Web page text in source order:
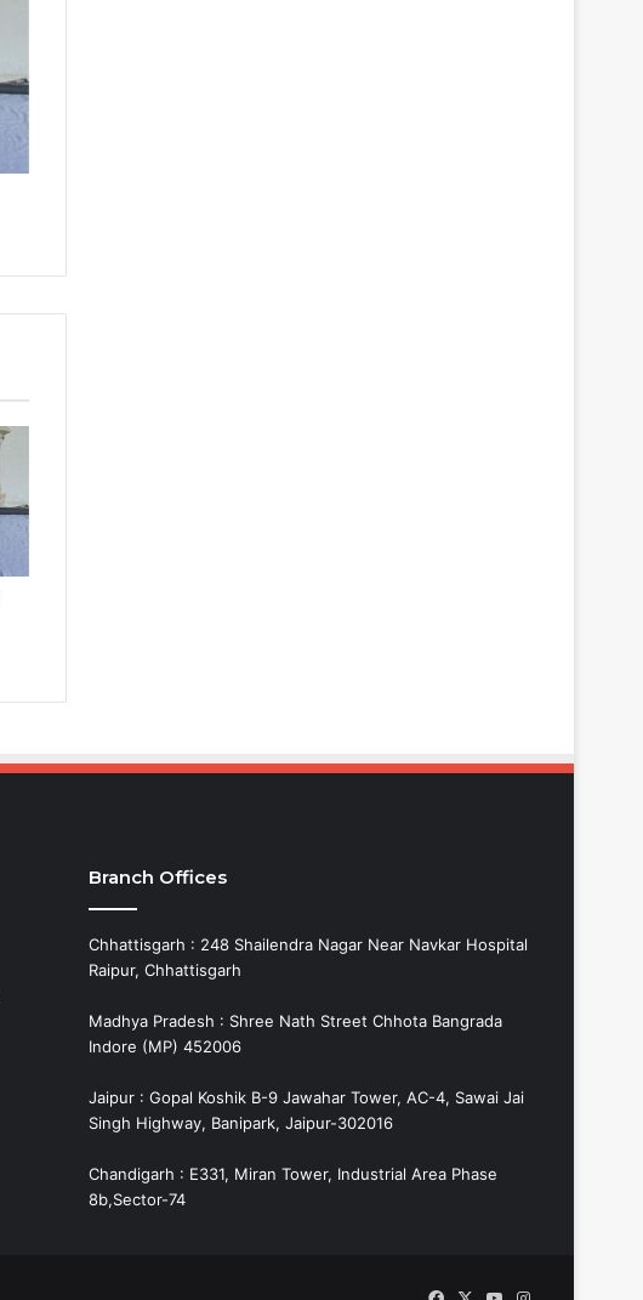
Branch Offices
Chhattisgarh : 248 Shailendra Nagar Near Navkar Hospital
Raipur, Chhattisgarh
Madhya Pradesh : Shree Nath Street Chhota Bangrada
Indore (MP) 452006
Jaipur : Gopal Koshik B-9 Jawahar Tower, AC-4, Sawai Jai
Singh Highway, Banipark, Jaipur-302016
Chandigarh : E331, Miran Tower, Industrial Area Phase
8b,Sector-74